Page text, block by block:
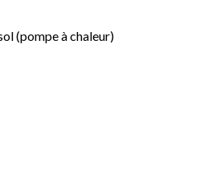
(pompe à chaleur)